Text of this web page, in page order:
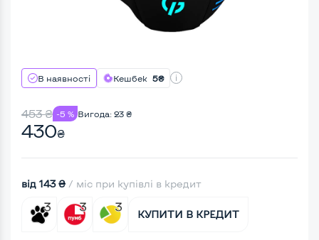
В наявності Кешбек 5₴
453₴ -5 % Вигода: 23 ₴
430₴
від 143 ₴ / міс при купівлі в кредит
КУПИТИ В КРЕДИТ